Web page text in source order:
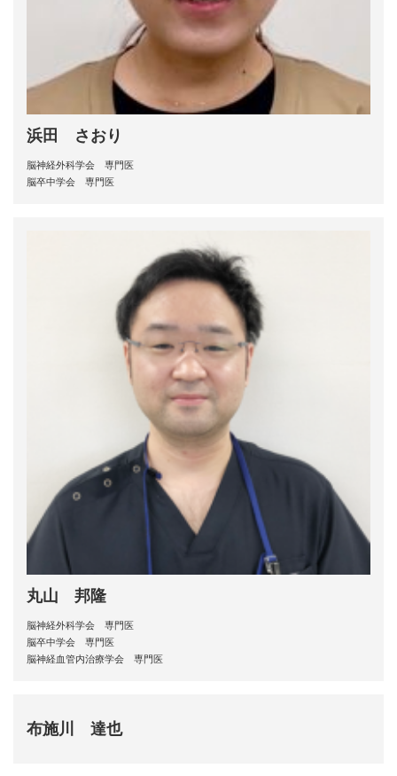
浜田 さおり
脳神経外科学会 専門医
脳卒中学会 専門医
丸山 邦隆
脳神経外科学会 専門医
脳卒中学会 専門医
脳神経血管内治療学会 専門医
布施川 達也